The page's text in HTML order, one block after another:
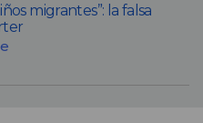
migrantes”: la falsa